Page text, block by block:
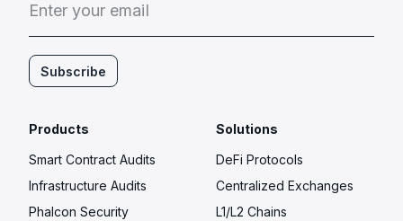
Enter your email
Subscribe
Products
Smart Contract Audits
Infrastructure Audits
Phalcon Security
Solutions
DeFi Protocols
Centralized Exchanges
L1/L2 Chains